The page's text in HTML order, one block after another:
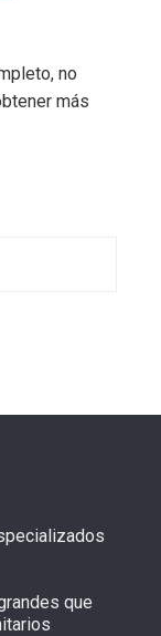
no
más
que